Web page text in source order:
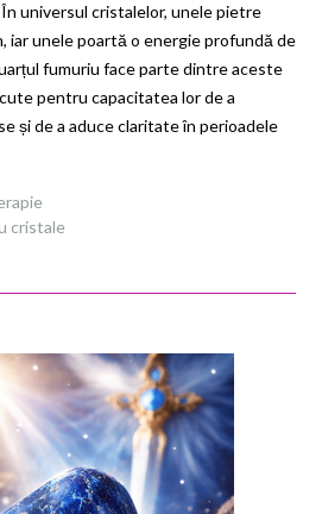
universul cristalelor, unele pietre
iar unele poartă o energie profundă de
fumuriu face parte dintre aceste
pentru capacitatea lor de a
și de a aduce claritate în perioadele
cristale